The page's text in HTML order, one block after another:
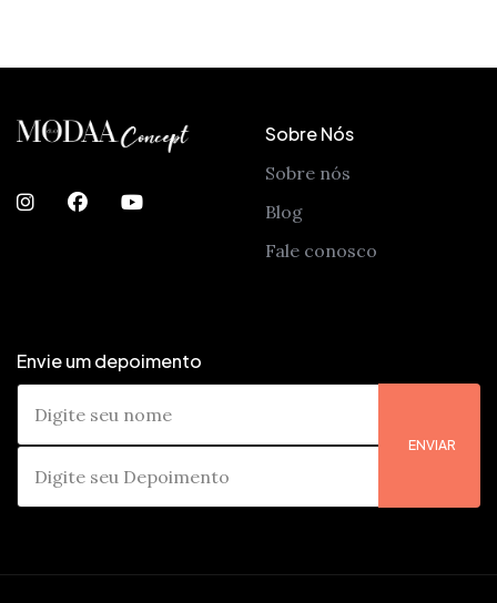
Sobre Nós
Sobre nós
Blog
Fale conosco
Envie um depoimento
ENVIAR